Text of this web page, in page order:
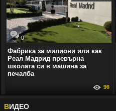
0
Фабрика за милиони или как
Реал Мадрид превърна
школата си в машина за
печалба
96
ВИДЕО